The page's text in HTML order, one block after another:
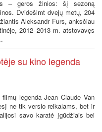
– geros žinios: šį sezoną
Dvidešimt dvejų metų, 204
Aleksandr Furs, anksčiau
2012–2013 m. atstovavęs
su kino legenda
legenda Jean Claude Van
ne tik verslo reikalams, bet ir
savo karatė įgūdžiais bei